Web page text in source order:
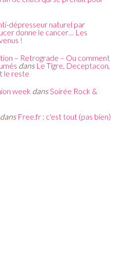
dépresseur naturel par
donne le cancer… Les
!
– Retrograde – Ou comment
dans Le Tigre, Deceptacon,
le reste
week dansSoirée Rock &
dans Free.fr : c'est tout (pas bien)